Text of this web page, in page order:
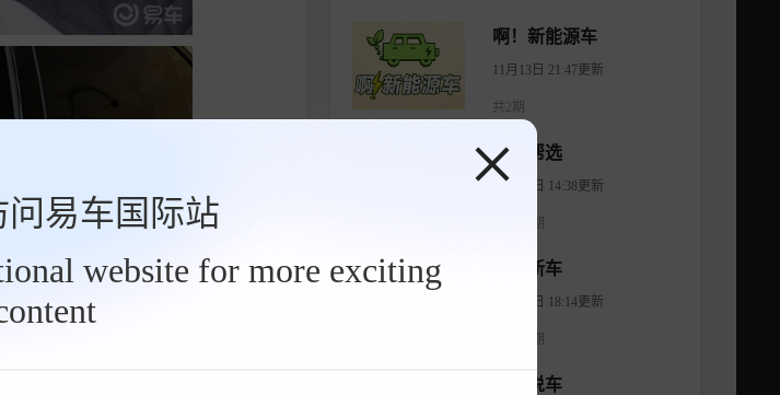
易车国际站
website for more exciting
啊！新能源车
11月13日 21:47更新
共2期
有车帮选
04月11日 14:38更新
共1474期
智看新车
08月07日 18:14更新
共1176期
大斌说车